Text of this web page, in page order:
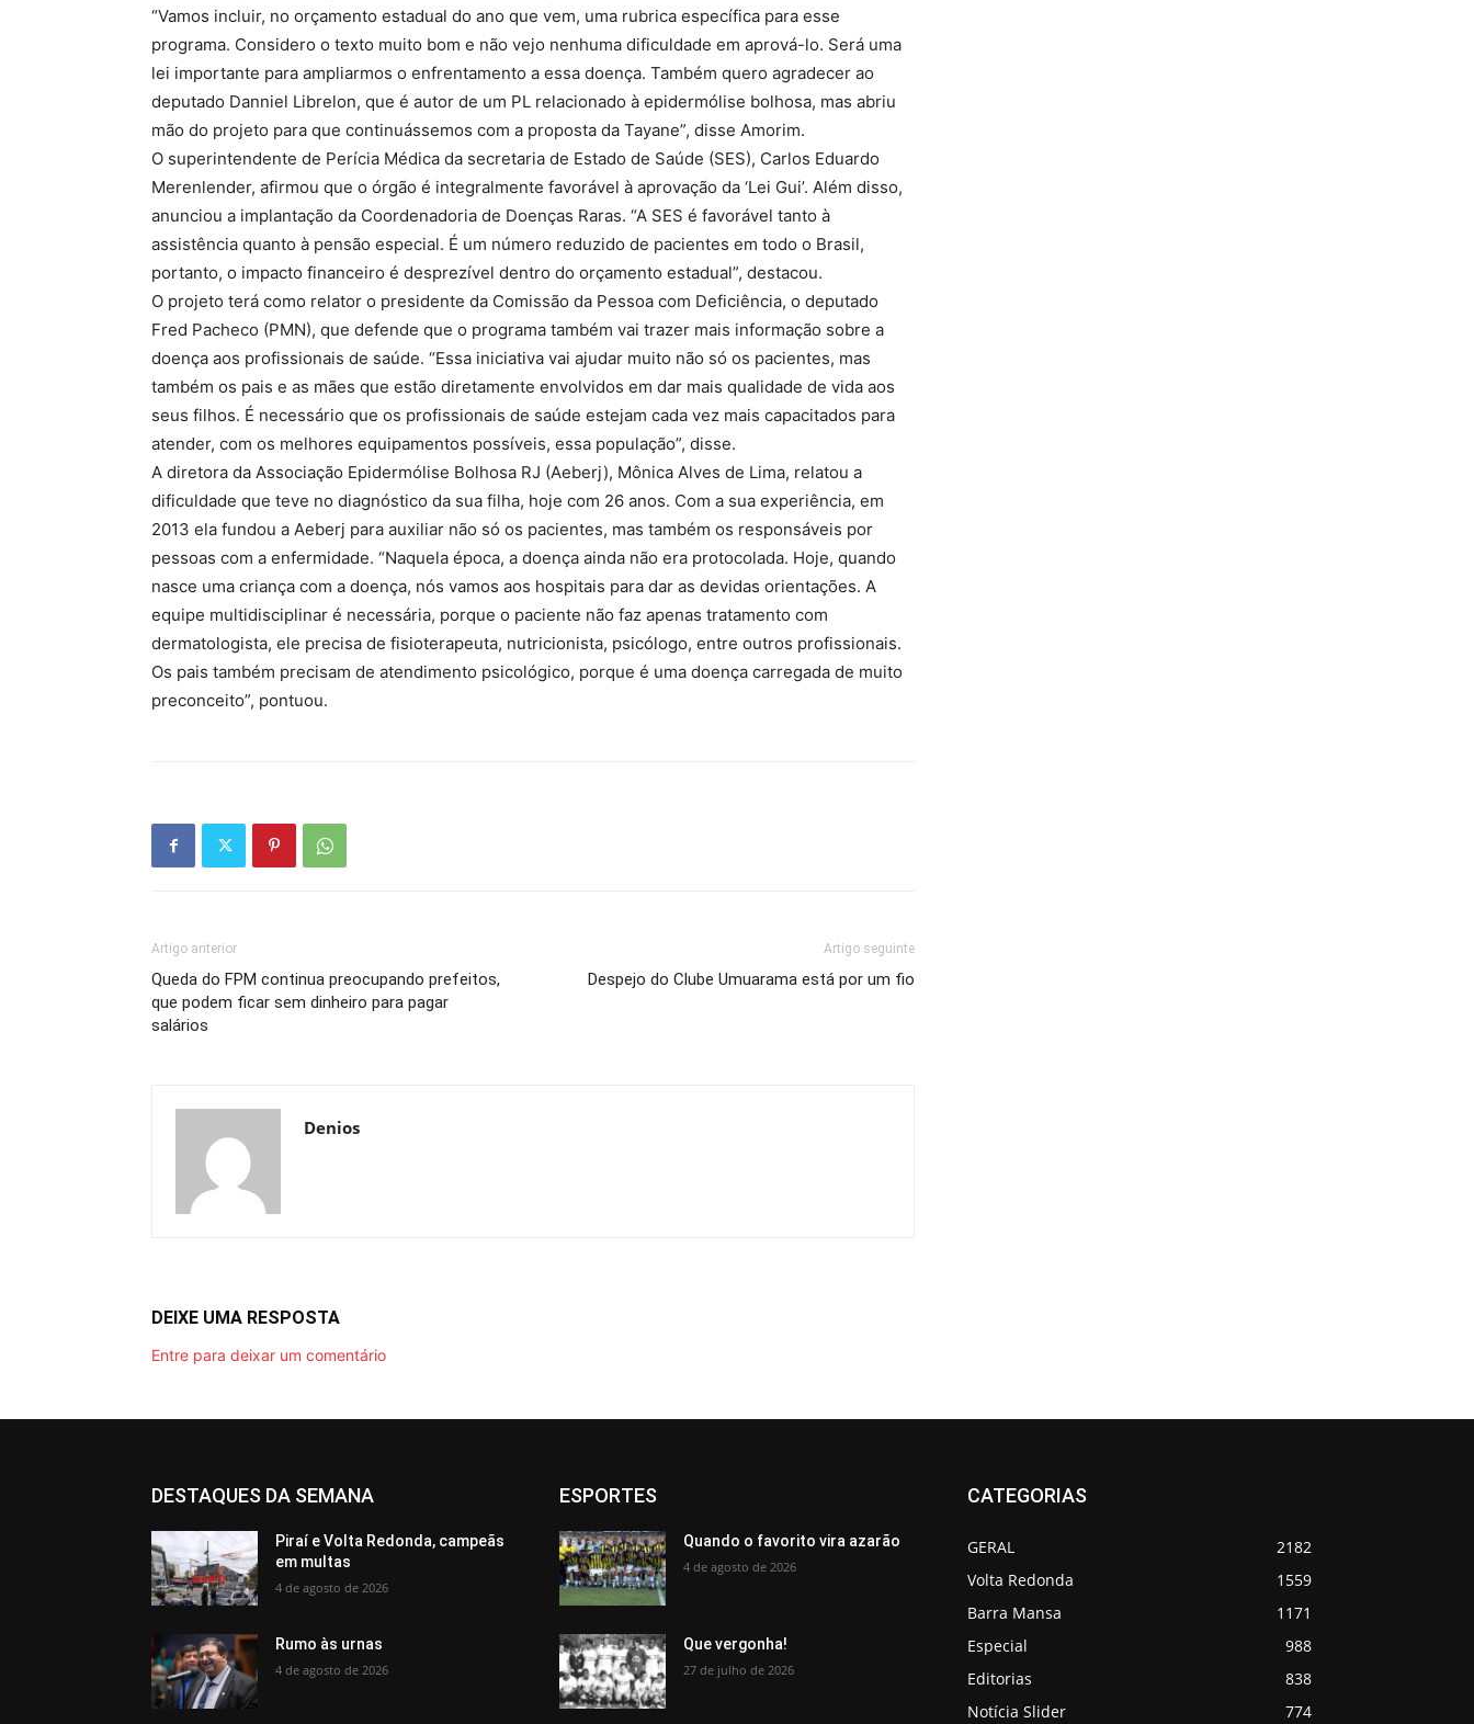
“Vamos incluir, no orçamento estadual do ano que vem, uma rubrica específica para esse
programa. Considero o texto muito bom e não vejo nenhuma dificuldade em aprová-lo. Será uma
lei importante para ampliarmos o enfrentamento a essa doença. Também quero agradecer ao
deputado Danniel Librelon, que é autor de um PL relacionado à epidermólise bolhosa, mas abriu
mão do projeto para que continuássemos com a proposta da Tayane”, disse Amorim.
O superintendente de Perícia Médica da secretaria de Estado de Saúde (SES), Carlos Eduardo
Merenlender, afirmou que o órgão é integralmente favorável à aprovação da ‘Lei Gui’. Além disso,
anunciou a implantação da Coordenadoria de Doenças Raras. “A SES é favorável tanto à
assistência quanto à pensão especial. É um número reduzido de pacientes em todo o Brasil,
portanto, o impacto financeiro é desprezível dentro do orçamento estadual”, destacou.
O projeto terá como relator o presidente da Comissão da Pessoa com Deficiência, o deputado
Fred Pacheco (PMN), que defende que o programa também vai trazer mais informação sobre a
doença aos profissionais de saúde. “Essa iniciativa vai ajudar muito não só os pacientes, mas
também os pais e as mães que estão diretamente envolvidos em dar mais qualidade de vida aos
seus filhos. É necessário que os profissionais de saúde estejam cada vez mais capacitados para
atender, com os melhores equipamentos possíveis, essa população”, disse.
A diretora da Associação Epidermólise Bolhosa RJ (Aeberj), Mônica Alves de Lima, relatou a
dificuldade que teve no diagnóstico da sua filha, hoje com 26 anos. Com a sua experiência, em
2013 ela fundou a Aeberj para auxiliar não só os pacientes, mas também os responsáveis por
pessoas com a enfermidade. “Naquela época, a doença ainda não era protocolada. Hoje, quando
nasce uma criança com a doença, nós vamos aos hospitais para dar as devidas orientações. A
equipe multidisciplinar é necessária, porque o paciente não faz apenas tratamento com
dermatologista, ele precisa de fisioterapeuta, nutricionista, psicólogo, entre outros profissionais.
Os pais também precisam de atendimento psicológico, porque é uma doença carregada de muito
preconceito”, pontuou.
Artigo anterior
Queda do FPM continua preocupando prefeitos,
que podem ficar sem dinheiro para pagar
salários
Artigo seguinte
Despejo do Clube Umuarama está por um fio
Denios
DEIXE UMA RESPOSTA
Entre para deixar um comentário
DESTAQUES DA SEMANA
Piraí e Volta Redonda, campeãs
em multas
4 de agosto de 2026
Rumo às urnas
4 de agosto de 2026
ESPORTES
Quando o favorito vira azarão
4 de agosto de 2026
Que vergonha!
27 de julho de 2026
CATEGORIAS
GERAL
2182
Volta Redonda
1559
Barra Mansa
1171
Especial
988
Editorias
838
Notícia Slider
774